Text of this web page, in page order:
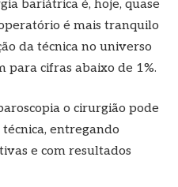
bariátrica é, hoje, quase
é mais tranquilo
da técnica no universo
para cifras abaixo de 1%.
o cirurgião pode
entregando
e com resultados